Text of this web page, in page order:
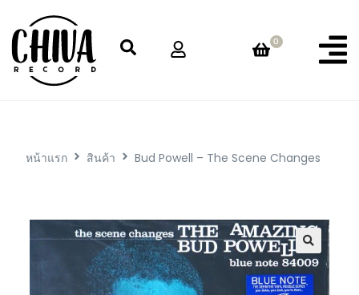
0
หน้าแรก สินค้า Bud Powell – The Scene Changes